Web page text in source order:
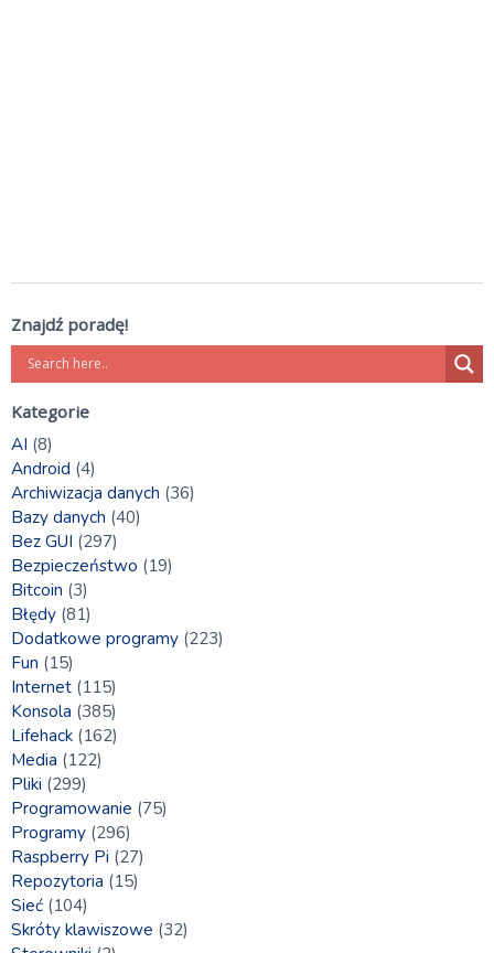
Znajdź poradę!
Kategorie
AI (8)
Android (4)
Archiwizacja danych (36)
Bazy danych (40)
Bez GUI (297)
Bezpieczeństwo (19)
Bitcoin (3)
Błędy (81)
Dodatkowe programy (223)
Fun (15)
Internet (115)
Konsola (385)
Lifehack (162)
Media (122)
Pliki (299)
Programowanie (75)
Programy (296)
Raspberry Pi (27)
Repozytoria (15)
Sieć (104)
Skróty klawiszowe (32)